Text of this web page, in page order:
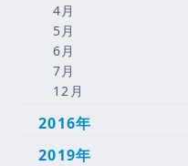
4月
5月
6月
7月
12月
2016年
2019年